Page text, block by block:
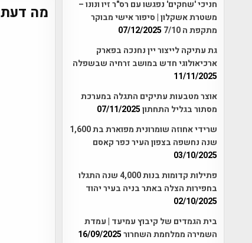
מה
חניכי 'שחקים' נפגשו עם רס"ר זיו ונונו –
משטרת אשקלון | סיפור אישי מבוקר
מתקפת ה 7/10
07/12/2025
גת עתיקה לייצור יין נחנכה בפארק
ארכיאולוגי חדש במושב זרחיה שבשפלה
11/11/2025
אוצר מטבעות עתיקים התגלה במערכת
מסתור בגליל התחתון07/11/2025
שרידי אחוזה שומרונית מפוארת בת 1,600
שנה נחשפה בצפון העיר כפר קאסם
03/10/2025
פתילות קדומות בנות 4,000 שנה התגלו
בחפירות הצלה באתר בניה בעיר יהוד
02/10/2025
בית הגמדים של קיבוץ עמיעד | עמדת
השמירה ממלחמת השחרור16/09/2025